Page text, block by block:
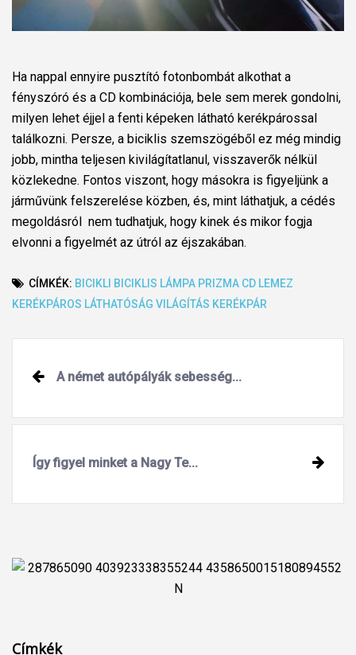
Ha nappal ennyire pusztító fotonbombát alkothat a
fényszóró és a CD kombinációja, bele sem merek gondolni,
milyen lehet éjjel a fenti képeken látható kerékpárossal
találkozni. Persze, a biciklis szemszögéből ez még mindig
jobb, mintha teljesen kivilágítatlanul, visszaverők nélkül
közlekedne. Fontos viszont, hogy másokra is figyeljünk a
járművünk felszerelése közben, és, mint láthatjuk, a cédés
megoldásról nem tudhatjuk, hogy kinek és mikor fogja
elvonni a figyelmét az útról az éjszakában.
CÍMKÉK: BICIKLI BICIKLIS LÁMPA PRIZMA CD LEMEZ
KERÉKPÁROS LÁTHATÓSÁG VILÁGÍTÁS KERÉKPÁR
Post
navigation
A német autópályák sebesség...
Így figyel minket a Nagy Te...
Címkék